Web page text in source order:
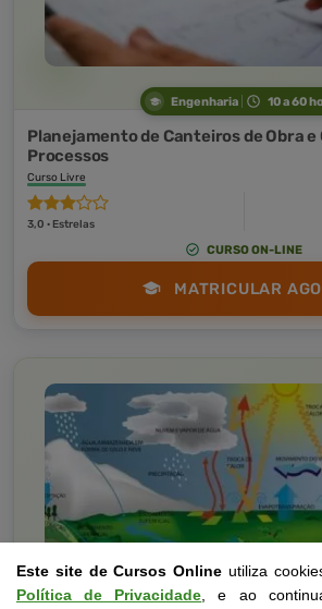
Engenharia 10 a 60
Planejamento de Canteiros de Obra e
Processos
Curso Livre
3,0 · Estrelas
CURSO ON-LINE
MATRICULAR
Este site de Cursos Online utiliza
Política de Privacidade , e ao